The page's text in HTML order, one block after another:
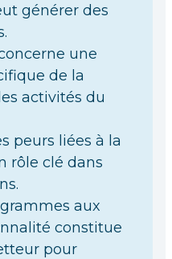
générer des
une
de la
activités du
peurs liées à la
rôle clé dans
aux
constitue
pour